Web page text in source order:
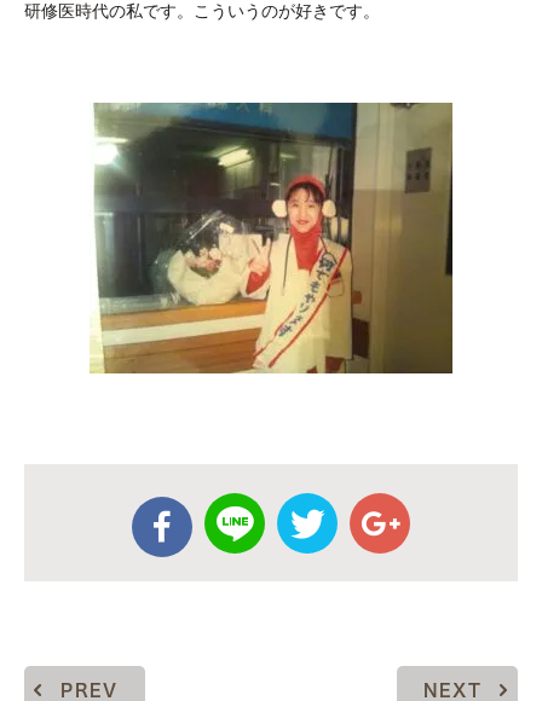
研修医時代の私です。こういうのが好きです。
PREV NEXT